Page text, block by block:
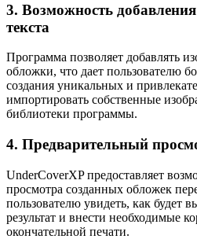
3. Возможность
текста
Программа позволяет добавлять
обложки, что дает пользователю
создания уникальных и
импортировать собственные
библиотеки программы.
4. Предварительный
UnderCoverXP предоставляет
просмотра созданных обложек
пользователю увидеть, как будет
результат и внести необходимые
окончательной печати.